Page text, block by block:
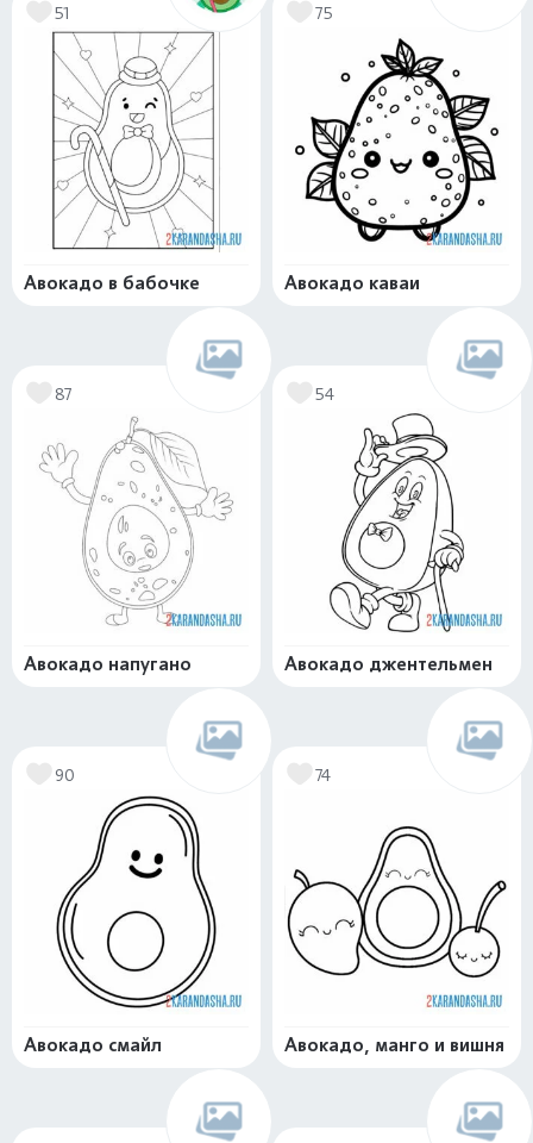
51
Авокадо в бабочке
75
Авокадо каваи
87
Авокадо напугано
54
Авокадо джентельмен
90
Авокадо смайл
74
Авокадо, манго и вишня